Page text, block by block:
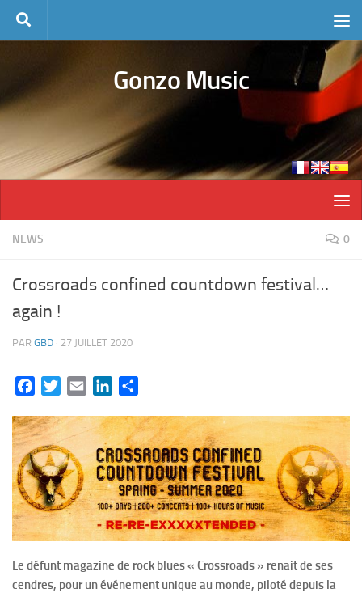
Skip to content
Gonzo Music
NEWS 0
Crossroads confined countdown festival…
again !
PAR GBD · 27 JUILLET 2020
FacebookTwitterEmail LinkedIn
Le défunt magazine de rock blues « Crossroads » renait de ses
cendres, pour un événement unique au monde, piloté depuis la